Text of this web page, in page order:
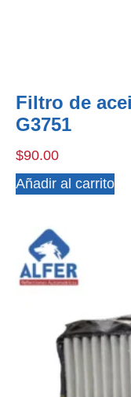
Filtro de
G3751
$90.00
Añadir al carrito